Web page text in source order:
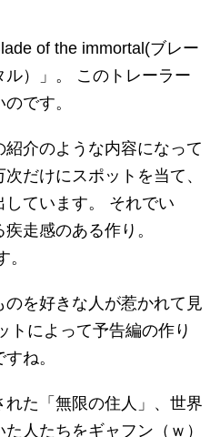
of the immortal(ブレー
ル）」。 このトレーラー
です。
紹介のような内容になって
だけにスポットを当て、
ています。 それでい
走感のある作り。
を好きな人が惹かれて見
トによって予告編の作り
ね。
れた「無限の住人」、世界
人たちをギャフン（ｗ）